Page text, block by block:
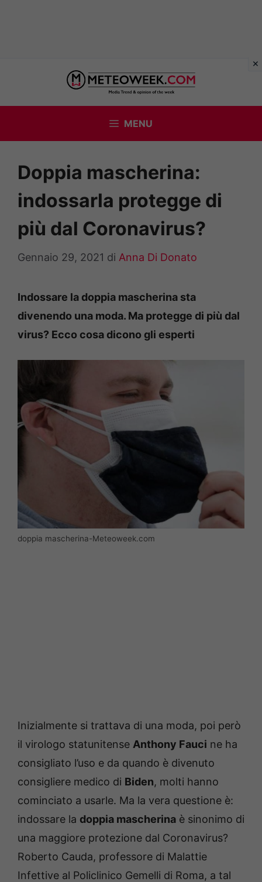
contenuto
MENU
Doppia mascherina:
indossarla protegge di
più dal Coronavirus?
Gennaio 29, 2021 di Anna Di Donato
Indossare la doppia mascherina sta
divenendo una moda. Ma protegge di più dal
virus? Ecco cosa dicono gli esperti
doppia mascherina-Meteoweek.com
Inizialmente si trattava di una moda, poi però
il virologo statunitense Anthony Fauci ne ha
consigliato l’uso e da quando è divenuto
consigliere medico di Biden, molti hanno
cominciato a usarle. Ma la vera questione è:
indossare la doppia mascherina è sinonimo di
una maggiore protezione dal Coronavirus?
Roberto Cauda, professore di Malattie
Infettive al Policlinico Gemelli di Roma, a tal